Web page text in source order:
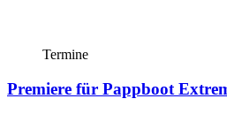
Termine
Premiere für Pappboot